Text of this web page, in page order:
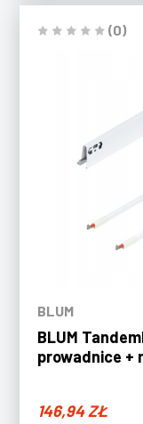
(0)
BLUM
BLUM
prowadnice +
146,94ZŁ